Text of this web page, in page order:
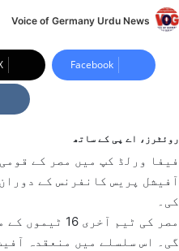
Voice of Germany Urdu News
Facebook
روئٹرز، اے پی کے ساتھ
فیفا ورلڈ کپ میں مصر کے
آفیشل پریس کانفرنس کے
کی۔
مصر کی ٹیم
گی۔ اس سلسلے میں منعقدہ